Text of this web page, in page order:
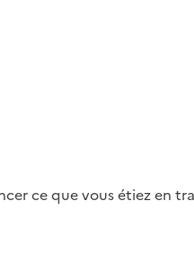
ce que vous étiez en